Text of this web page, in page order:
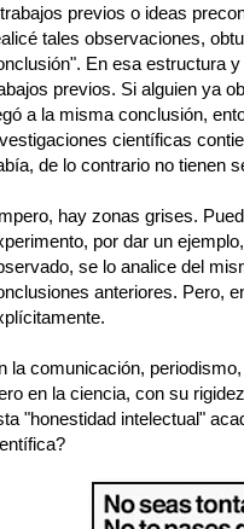
previos o ideas
tales observaciones,
En esa estructura
previos. Si alguien ya
a la misma conclusión,
científicas
de lo contrario no tienen
hay zonas grises.
por dar un
se lo analice del
anteriores. Pero,
la comunicación,
en la ciencia, con su
"honestidad intelectual"